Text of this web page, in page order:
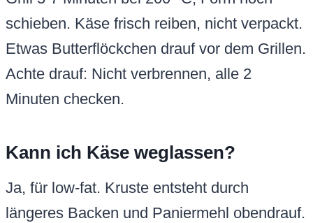
schieben. Käse frisch reiben, nicht verpackt.
Etwas Butterflöckchen drauf vor dem Grillen.
Achte drauf: Nicht verbrennen, alle 2
Minuten checken.
Kann ich Käse weglassen?
Ja, für low-fat. Kruste entsteht durch
längeres Backen und Paniermehl obendrauf.